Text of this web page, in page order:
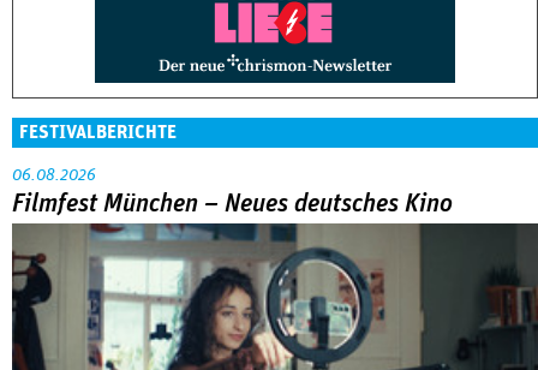
FESTIVALBERICHTE
06.08.2026
Filmfest München – Neues deutsches Kino